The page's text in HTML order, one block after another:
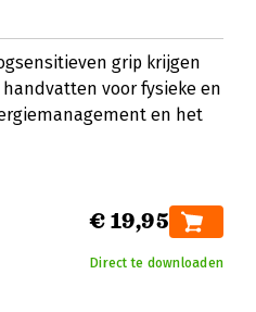
grip krijgen
voor fysieke en
en het
€ 19,95
Direct te downloaden